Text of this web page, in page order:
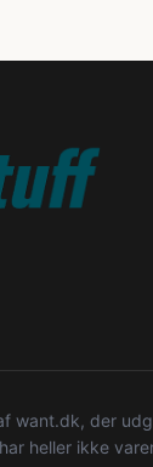
want.dk, der
heller ikke